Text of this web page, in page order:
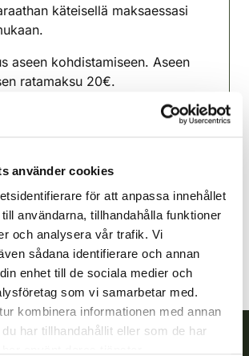
använder cookies
för att anpassa innehållet
användarna, tillhandahålla funktioner
och analysera vår trafik. Vi
sådana identifierare och annan
enhet till de sociala medier och
som vi samarbetar med.
kombinera informationen med annan
har tillhandahållit eller som de har
käteisellä maksaessasi
aseen kohdistamiseen. Aseen
ratamaksu 20€.